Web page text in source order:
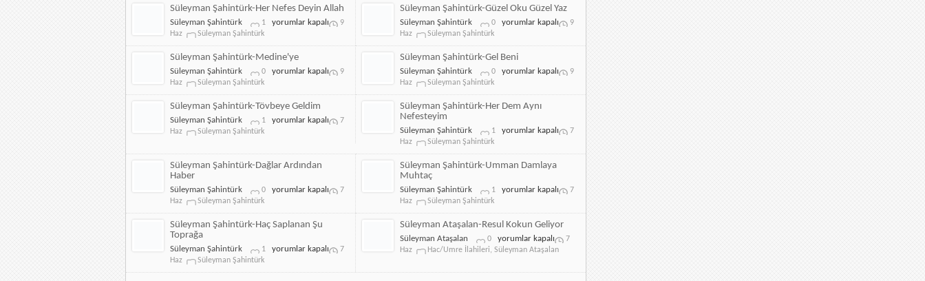
Doğan
Gibi
için
Süleyman Şahintürk-Her Nefes Deyin Allah
Süleyman Şahintürk 1
Süleyman
Her
Nefes
Allah
yorumlar kapalı
9
Haz
Süleyman Şahintürk
Süleyman Şahintürk-Güzel Oku Güzel Yaz
Süleyman Şahintürk 0
Süleyman
Güzel
Oku
Yaz
yorumlar kapalı
9
Haz
Süleyman Şahintürk
Süleyman Şahintürk-Medine'ye
Süleyman Şahintürk 0
Süleyman
Medine'ye
için
yorumlar kapalı
9
Haz
Süleyman Şahintürk
Süleyman Şahintürk-Gel Beni
Süleyman Şahintürk 0
Süleyman
Gel
Beni
yorumlar kapalı
9
Haz
Süleyman Şahintürk
Süleyman Şahintürk-Tövbeye Geldim
Süleyman Şahintürk 1
Süleyman
Geldim
için
yorumlar kapalı
7
Haz
Süleyman Şahintürk
Süleyman Şahintürk-Her Dem Aynı
Nefesteyim
Süleyman Şahintürk 1
Süleyman
Her
Dem
Nefesteyim
için
yorumlar kapalı
7
Haz
Süleyman Şahintürk
Süleyman Şahintürk-Dağlar Ardından
Haber
Süleyman Şahintürk 0
Süleyman
Dağlar
Ardından
yorumlar kapalı
7
Haz
Süleyman Şahintürk
Süleyman Şahintürk-Umman Damlaya
Muhtaç
Süleyman Şahintürk 1
Süleyman
Umman
Damlaya
Muhtaç
için
yorumlar kapalı
7
Haz
Süleyman Şahintürk
Süleyman Şahintürk-Haç Saplanan Şu
Toprağa
Süleyman Şahintürk 1
Süleyman
Haç
yorumlar kapalı
7
Haz
Süleyman Şahintürk
Süleyman Ataşalan-Resul Kokun Geliyor
Süleyman Ataşalan 0
Süleyman
Ataşalan-
Kokun
yorumlar kapalı
7
Haz
Hac/Umre İlahileri, Süleyman Ataşalan